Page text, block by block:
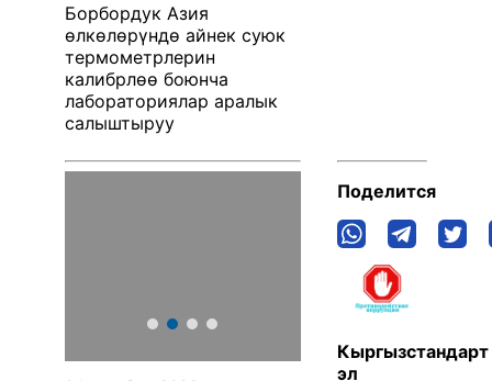
Борбордук Азия
өлкөлөрүндө айнек суюк
термометрлерин
калибрлөө боюнча
лабораториялар аралык
салыштыруу
Поделится
Кыргызстандарт
эл